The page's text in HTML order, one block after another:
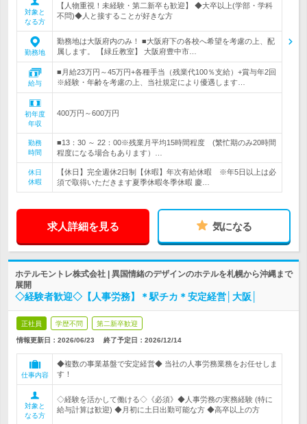
対象と
なる方
【人物重視！未経験・第二新卒も歓迎】 ◆大卒以上(学部・学科
不問)◆人と接することが好きな方
勤務地
勤務地は大阪府内のみ！ ■大阪府下の各校へ希望を考慮の上、配
属します。 【緑丘教室】 大阪府豊中市…
給与
■月給23万円～45万円+各種手当（残業代100％支給）+賞与年2回
※経験・年齢を考慮の上、当社規定により優遇します…
初年度
年収
400万円～600万円
勤務
時間
■13：30 ～ 22：00※残業月平均15時間程度 (繁忙期のみ20時間
程度になる場合もあります）…
休日
休暇
【休日】完全週休2日制【休暇】年次有給休暇 ※年5日以上は必
須で取得いただきます夏季休暇冬季休暇 慶…
求人詳細を見る 気になる
ホテルモントレ株式会社 | 異国情緒のデザインのホテルを札幌から沖縄まで
展開
◇経験者歓迎◇【人事労務】＊駅チカ＊安定経営│大阪│
正社員 学歴不問 第二新卒歓迎
情報更新日：2026/06/23 終了予定日： 2026/12/14
仕事内容
◆複数の事業基盤で安定経営◆ 当社の人事労務業務をお任せしま
す！
対象と
なる方
◇経験を活かして働ける◇《必須》◆人事労務の実務経験 (特に
給与計算は歓迎) ◆月初に土日出勤可能な方 ◆高卒以上の方